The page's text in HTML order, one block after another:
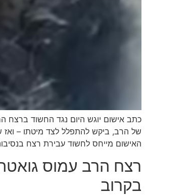
של הרב, ביקש להתפלל לצד מיטתו – ואז
האישום מייחס לחשוד עבירת רצח
רצח הרב עמוס
בקרוב